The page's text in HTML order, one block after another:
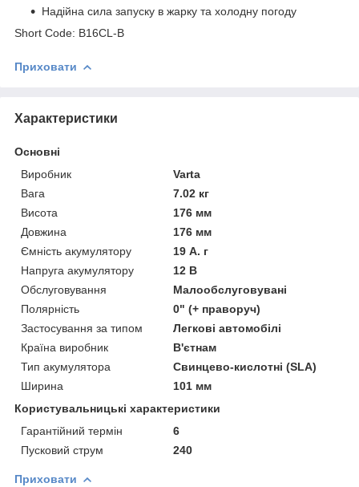
Надійна сила запуску в жарку та холодну погоду
Short Code: B16CL-B
Приховати
Характеристики
Основні
Виробник
Varta
Вага
7.02 кг
Висота
176 мм
Довжина
176 мм
Ємність акумулятору
19 А. г
Напруга акумулятору
12 В
Обслуговування
Малообслуговувані
Полярність
0" (+ праворуч)
Застосування за типом
Легкові автомобілі
Країна виробник
В'єтнам
Тип акумулятора
Свинцево-кислотні (SLA)
Ширина
101 мм
Користувальницькі характеристики
Гарантійний термін
6
Пусковий струм
240
Приховати